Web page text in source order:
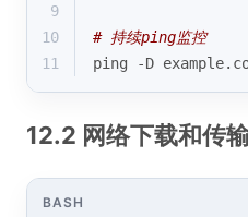
9
10
# 持续ping监控
11
ping -D
12.2 网络下载和传
BASH